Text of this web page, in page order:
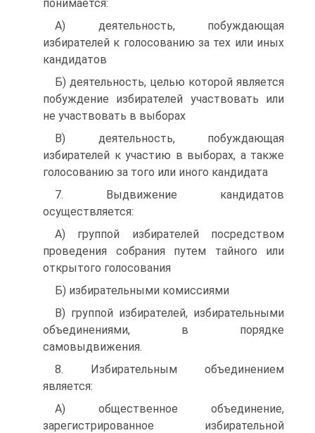
понимается:
A) деятельность, побуждающая
избирателей к голосованию за тех или иных
кандидатов
Б) деятельность, целью которой является
побуждение избирателей участвовать или
не участвовать в выборах
B) деятельность, побуждающая
избирателей к участию в выборах, а также
голосованию за того или иного кандидата
7. Выдвижение кандидатов
осуществляется:
A) группой избирателей посредством
проведения собрания путем тайного или
открытого голосования
Б) избирательными комиссиями
B) группой избирателей, избирательными
объединениями, в порядке
самовыдвижения.
8. Избирательным объединением
является:
A) общественное объединение,
зарегистрированное избирательной